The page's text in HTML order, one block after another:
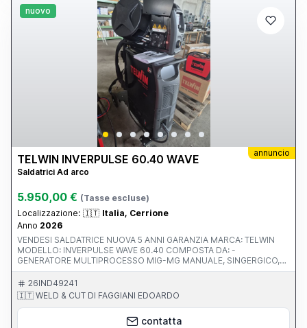
nuovo
annuncio
TELWIN INVERPULSE 60.40 WAVE
Saldatrici Ad arco
5.950,00 € (Tasse escluse)
Localizzazione: 🇮🇹 Italia, Cerrione
Anno 2026
VENDESI SALDATRICE NUOVA 5 ANNI GARANZIA MARCA: TELWIN
MODELLO: INVERPULSE WAVE 60.40 COMPOSTA DA: -
GENERATORE MULTIPROCESSO MIG-MG MANUALE, SINGERGICO,
PULSATO, DOPPIO PULSATO, ROOT MMA E LIFT TIG - CENTRALINA
RAFFREDDAMENTO A LIQUIDO - PORTABOMBOLA 4 RUOTE -
TRAINAFILO TI 60.40 4 RULLI CON PANNELLO DIGITALE
IMPOSTAZIONI E REGOLAZIONI - CAVI CONNESSIONE 4M D70
ACQUA - TORCIA DELFO DM50 4M - CAVO MASSA 4M D.70 -
RIDUTTORE CON OROLOGI HARRIS
26IND49241
🇮🇹 WELD & CUT DI FAGGIANI EDOARDO
contatta